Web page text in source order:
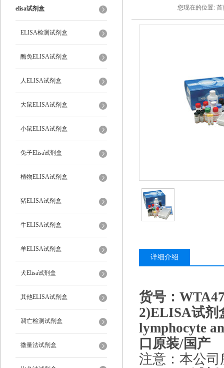
elisa试剂盒
ELISA检测试剂盒
酶免ELISA试剂盒
人ELISA试剂盒
大鼠ELISA试剂盒
小鼠ELISA试剂盒
兔子Elisa试剂盒
植物ELISA试剂盒
猪ELISA试剂盒
牛ELISA试剂盒
羊ELISA试剂盒
犬Elisa试剂盒
其他ELISA试剂盒
凋亡检测试剂盒
微量法试剂盒
您现在的位置: 首
详细介绍
货号：
2)ELISA试剂
lymphocyte
口原装/国产
注意：本公